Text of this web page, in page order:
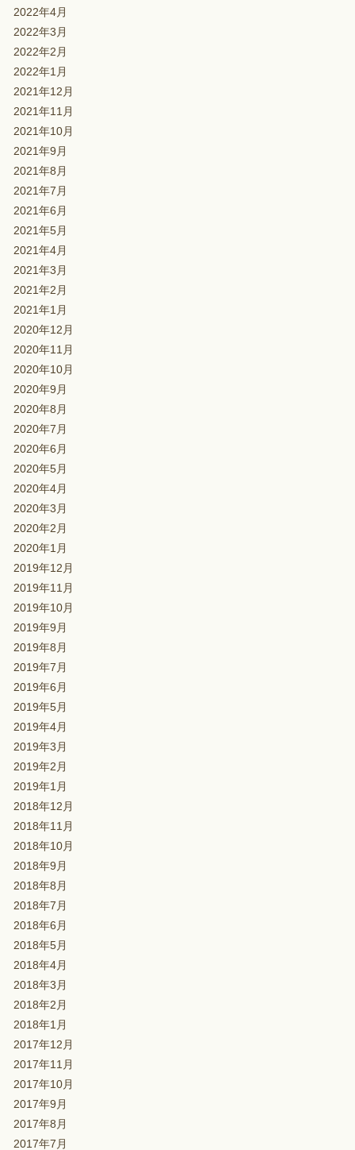
2022年4月
2022年3月
2022年2月
2022年1月
2021年12月
2021年11月
2021年10月
2021年9月
2021年8月
2021年7月
2021年6月
2021年5月
2021年4月
2021年3月
2021年2月
2021年1月
2020年12月
2020年11月
2020年10月
2020年9月
2020年8月
2020年7月
2020年6月
2020年5月
2020年4月
2020年3月
2020年2月
2020年1月
2019年12月
2019年11月
2019年10月
2019年9月
2019年8月
2019年7月
2019年6月
2019年5月
2019年4月
2019年3月
2019年2月
2019年1月
2018年12月
2018年11月
2018年10月
2018年9月
2018年8月
2018年7月
2018年6月
2018年5月
2018年4月
2018年3月
2018年2月
2018年1月
2017年12月
2017年11月
2017年10月
2017年9月
2017年8月
2017年7月